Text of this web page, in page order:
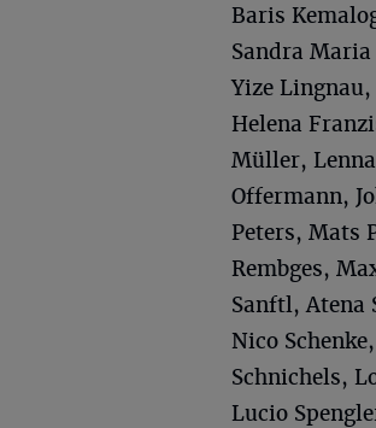
Baris
Sandra
Yize
Helena
Müller,
Offermann,
Peters, Mats
Rembges,
Sanftl, Atena
Nico
Schnichels,
Lucio